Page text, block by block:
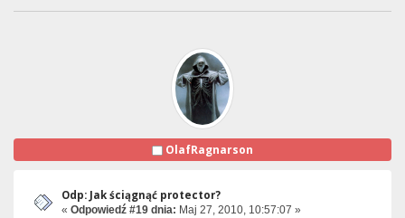
OlafRagnarson
Odp: Jak ściągnąć protector?
« Odpowiedź #19 dnia: Maj 27, 2010, 10:57:07 »